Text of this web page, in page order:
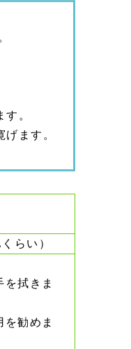
。
ます。
らい）
拭きま
勧めま